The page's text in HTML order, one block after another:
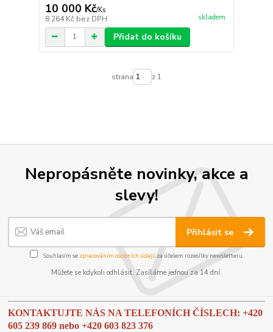
10 000 Kč/Ks
8 264 Kč bez DPH skladem
Přidat do košíku
strana z 1
Nepropásněte novinky, akce a
slevy!
Přihlásit se
Souhlasím se zpracováním osobních údajůza účelem rozesílky newsletteru.
Můžete se kdykoli odhlásit. Zasíláme jednou za 14 dní.
KONTAKTUJTE NÁS NA TELEFONÍCH ČÍSLECH: +420
605 239 869 nebo+420 603 823 376